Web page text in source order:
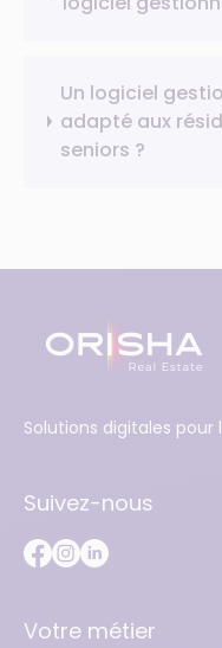
Un logiciel
adapté aux
seniors ?
Solutions digitales
Suivez-nous
Votre métier